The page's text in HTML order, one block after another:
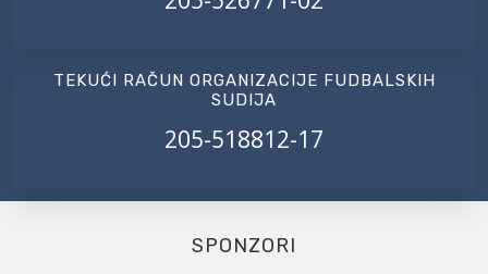
TEKUĆI RAČUN ORGANIZACIJE FUDBALSKIH
SUDIJA
205-518812-17
SPONZORI